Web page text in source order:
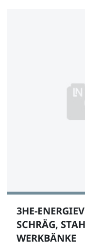
3HE-
SCHRÄG,
WERKBÄNKE